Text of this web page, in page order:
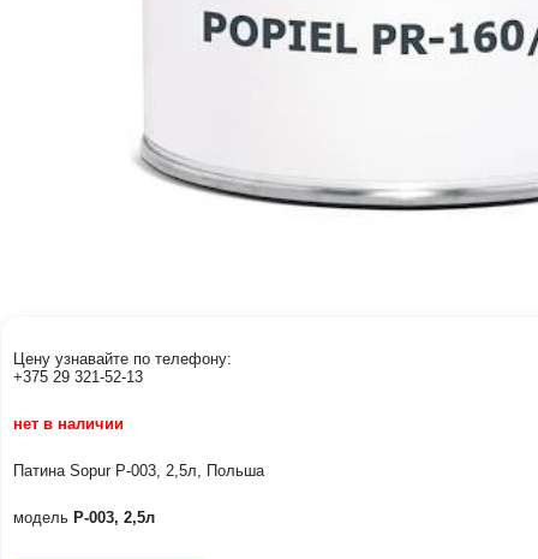
Цену узнавайте по телефону:
+375 29 321-52-13
нет в наличии
Патина Sopur Р-003, 2,5л, Польша
модель Р-003, 2,5л